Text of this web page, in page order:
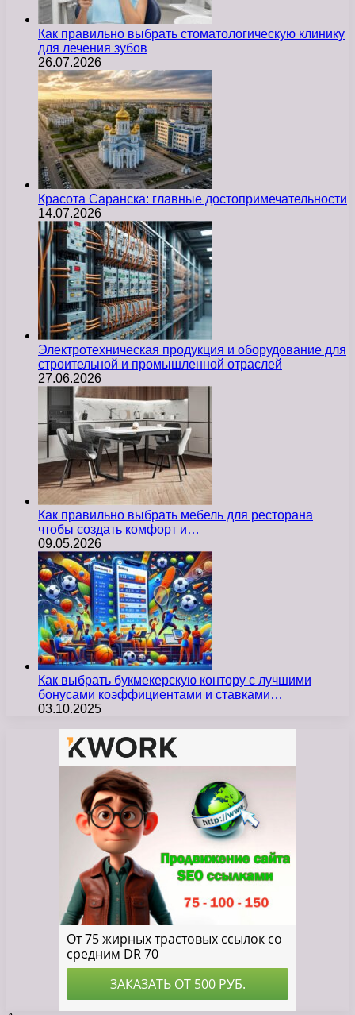
Как правильно выбрать стоматологическую клинику
для лечения зубов
26.07.2026
Красота Саранска: главные достопримечательности
14.07.2026
Электротехническая продукция и оборудование для
строительной и промышленной отраслей
27.06.2026
Как правильно выбрать мебель для ресторана
чтобы создать комфорт и…
09.05.2026
Как выбрать букмекерскую контору с лучшими
бонусами коэффициентами и ставками…
03.10.2025